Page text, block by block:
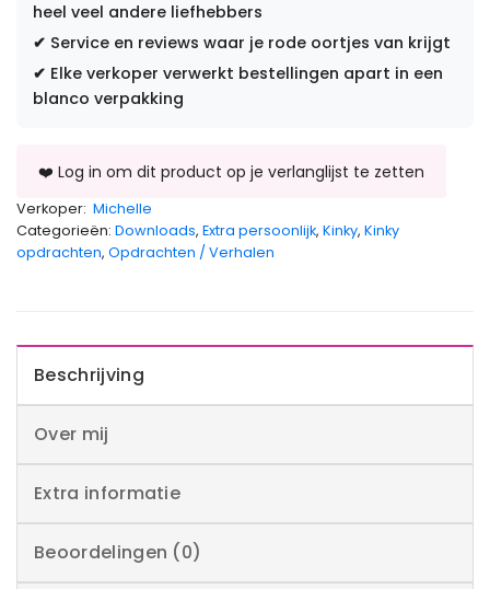
heel veel andere liefhebbers
✔ Service en reviews waar je rode oortjes van krijgt
✔ Elke verkoper verwerkt bestellingen apart in een
blanco verpakking
Verkoper: Michelle
Categorieën: Downloads, Extra persoonlijk, Kinky, Kinky
opdrachten, Opdrachten / Verhalen
Beschrijving
Over mij
Extra informatie
Beoordelingen (0)